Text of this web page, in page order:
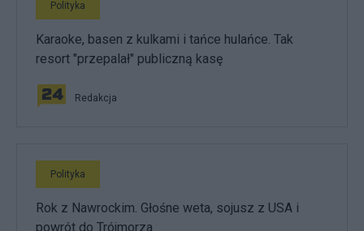
Polityka
Karaoke, basen z kulkami i tańce hulańce. Tak
resort "przepalał" publiczną kasę
Redakcja
Polityka
Rok z Nawrockim. Głośne weta, sojusz z USA i
powrót do Trójmorza